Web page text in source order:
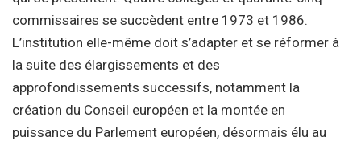
commissaires se succèdent entre 1973 et 1986.
L’institution elle-même doit s’adapter et se réformer à
la suite des élargissements et des
approfondissements successifs, notamment la
création du Conseil européen et la montée en
puissance du Parlement européen, désormais élu au